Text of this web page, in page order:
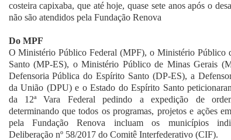
costeira capixaba, que até hoje, quase sete anos após o
não são atendidos pela Fundação Renova
Do MPF
O Ministério Público Federal (MPF), o Ministério Público
Santo (MP-ES), o Ministério Público de Minas Gerais
Defensoria Pública do Espírito Santo (DP-ES), a
da União (DPU) e o Estado do Espírito Santo
da 12ª Vara Federal pedindo a expedição de
determinando que todos os programas, projetos e ações
pela Fundação Renova incluam os municípios
Deliberação nº 58/2017 do Comitê Interfederativo (CIF).